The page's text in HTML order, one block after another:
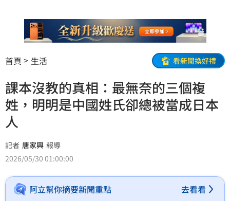
首頁 生活 看新聞換好禮
課本沒教的真相：最無奈的三個複
姓，明明是中國姓氏卻總被當成日本
人
記者 唐家興 報導
2026/05/30 01:00:00
阿立幫你摘要新聞重點 去看看